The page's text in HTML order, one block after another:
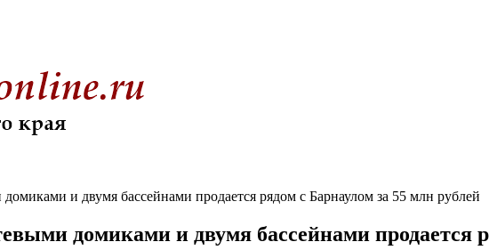
и двумя бассейнами продается рядом с Барнаулом за 55 млн рублей
домиками и двумя бассейнами продается